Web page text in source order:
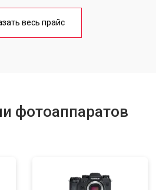
весь прайс
фотоаппаратов